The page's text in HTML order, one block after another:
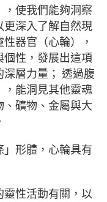
使我們能夠洞察
深入了解自然現
器官（心輪），
性，發展出這項
層力量； 透過腹
能洞見其他靈魂
礦物、金屬與大
形體，心輪具有
性活動有關，以